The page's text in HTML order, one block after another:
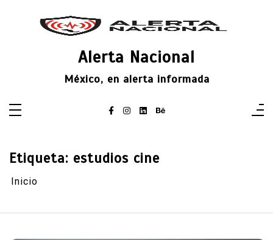
Alerta Nacional
México, en alerta informada
Etiqueta: estudios cine
Inicio